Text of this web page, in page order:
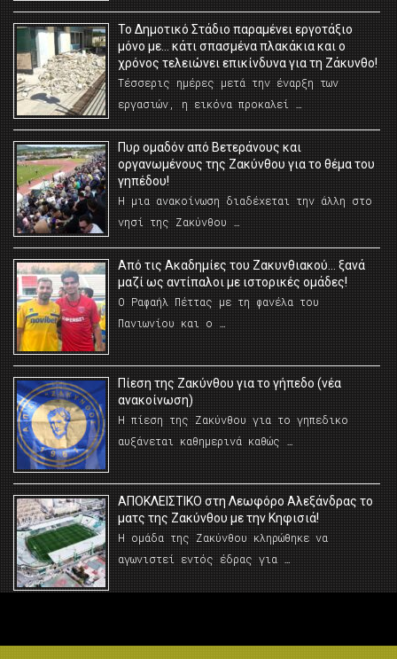
Το Δημοτικό Στάδιο παραμένει εργοτάξιο
μόνο με… κάτι σπασμένα πλακάκια και ο
χρόνος τελειώνει επικίνδυνα για τη Ζάκυνθο!
Τέσσερις ημέρες μετά την έναρξη των
εργασιών, η εικόνα προκαλεί …
Πυρ ομαδόν από Βετεράνους και
οργανωμένους της Ζακύνθου για το θέμα του
γηπέδου!
Η μια ανακοίνωση διαδέχεται την άλλη στο
νησί της Ζακύνθου …
Από τις Ακαδημίες του Ζακυνθιακού… ξανά
μαζί ως αντίπαλοι με ιστορικές ομάδες!
Ο Ραφαήλ Πέττας με τη φανέλα του
Πανιωνίου και ο …
Πίεση της Ζακύνθου για το γήπεδο (νέα
ανακοίνωση)
Η πίεση της Ζακύνθου για το γηπεδικο
αυξάνεται καθημερινά καθώς …
AΠΟΚΛΕΙΣΤΙΚΟ στη Λεωφόρο Αλεξάνδρας το
ματς της Ζακύνθου με την Κηφισιά!
Η ομάδα της Ζακύνθου κληρώθηκε να
αγωνιστεί εντός έδρας για …